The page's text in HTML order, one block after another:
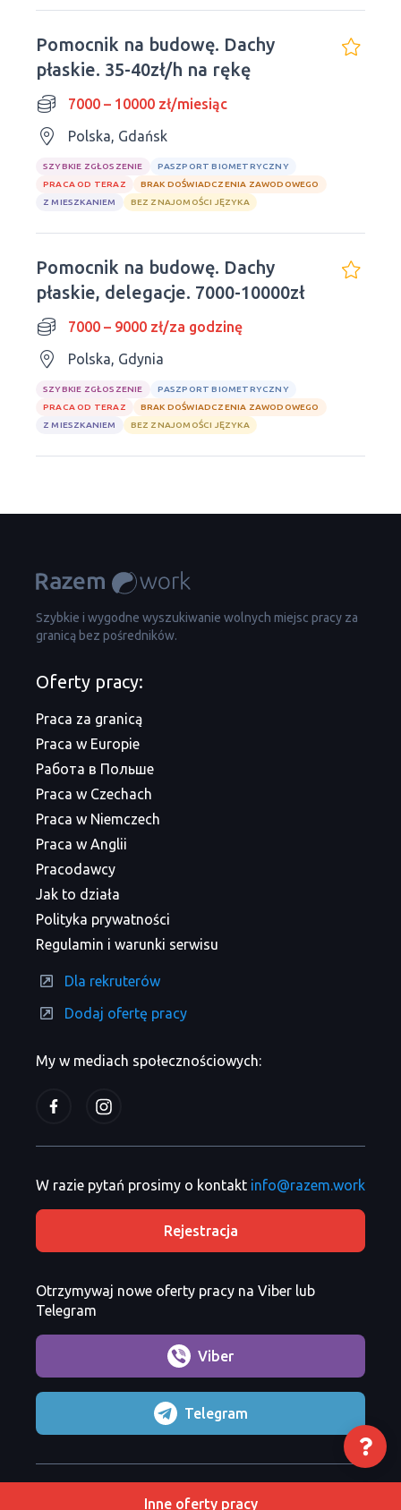
Pomocnik na budowę. Dachy
płaskie. 35-40zł/h na rękę
7000 – 10000 zł/miesiąc
Polska, Gdańsk
SZYBKIE ZGŁOSZENIE
PASZPORT BIOMETRYCZNY
PRACA OD TERAZ
BRAK DOŚWIADCZENIA ZAWODOWEGO
Z MIESZKANIEM
BEZ ZNAJOMOŚCI JĘZYKA
Pomocnik na budowę. Dachy
płaskie, delegacje. 7000-10000zł
7000 – 9000 zł/za godzinę
Polska, Gdynia
SZYBKIE ZGŁOSZENIE
PASZPORT BIOMETRYCZNY
PRACA OD TERAZ
BRAK DOŚWIADCZENIA ZAWODOWEGO
Z MIESZKANIEM
BEZ ZNAJOMOŚCI JĘZYKA
Inne oferty pracy
Szybkie i wygodne wyszukiwanie wolnych miejsc pracy za
granicą bez pośredników.
My w mediach społecznościowych:
Oferty pracy:
Praca za granicą
Praca w Europie
Работа в Польше
Praca w Czechach
Praca w Niemczech
Praca w Anglii
Pracodawcy
Jak to działa
Polityka prywatności
Regulamin i warunki serwisu
Dla rekruterów
Dodaj ofertę pracy
W razie pytań prosimy o kontakt info@razem.work
Rejestracja
Otrzymywaj nowe oferty pracy na Viber lub
Telegram
Viber
Telegram